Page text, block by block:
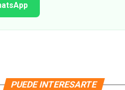
PUEDE INTERESARTE